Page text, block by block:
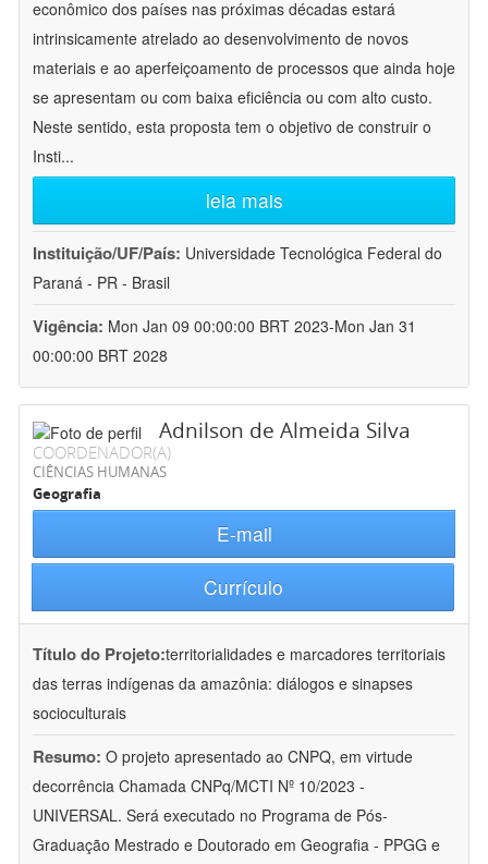
econômico dos países nas próximas décadas estará
intrinsicamente atrelado ao desenvolvimento de novos
materiais e ao aperfeiçoamento de processos que ainda hoje
se apresentam ou com baixa eficiência ou com alto custo.
Neste sentido, esta proposta tem o objetivo de construir o
Insti...
leia mais
Instituição/UF/País: Universidade Tecnológica Federal do
Paraná - PR - Brasil
Vigência: Mon Jan 09 00:00:00 BRT 2023-Mon Jan 31
00:00:00 BRT 2028
Adnilson de Almeida Silva
COORDENADOR(A)
CIÊNCIAS HUMANAS
Geografia
E-mail
Currículo
Título do Projeto:territorialidades e marcadores territoriais
das terras indígenas da amazônia: diálogos e sinapses
socioculturais
Resumo: O projeto apresentado ao CNPQ, em virtude
decorrência Chamada CNPq/MCTI Nº 10/2023 -
UNIVERSAL. Será executado no Programa de Pós-
Graduação Mestrado e Doutorado em Geografia - PPGG e